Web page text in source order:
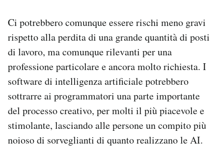
Ci potrebbero comunque essere rischi meno gravi
rispetto alla perdita di una grande quantità di posti
di lavoro, ma comunque rilevanti per una
professione particolare e ancora molto richiesta. I
software di intelligenza artificiale potrebbero
sottrarre ai programmatori una parte importante
del processo creativo, per molti il più piacevole e
stimolante, lasciando alle persone un compito più
noioso di sorveglianti di quanto realizzano le AI.